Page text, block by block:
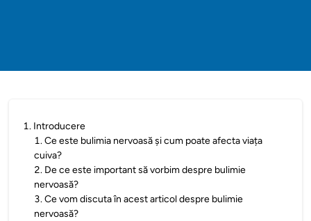
1. Introducere
1.Ce este bulimia nervoasă și cum poate afecta viața
cuiva?
2. De ce este important să vorbim despre bulimie
nervoasă?
3.Ce vom discuta în acest articol despre bulimie
nervoasă?